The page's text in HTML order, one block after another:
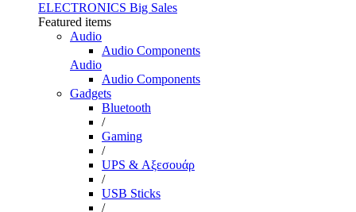
ELECTRONICS Big Sales
Featured items
Audio
Audio Components
Audio
Audio Components
Gadgets
Bluetooth
/
Gaming
/
UPS & Αξεσουάρ
/
USB Sticks
/